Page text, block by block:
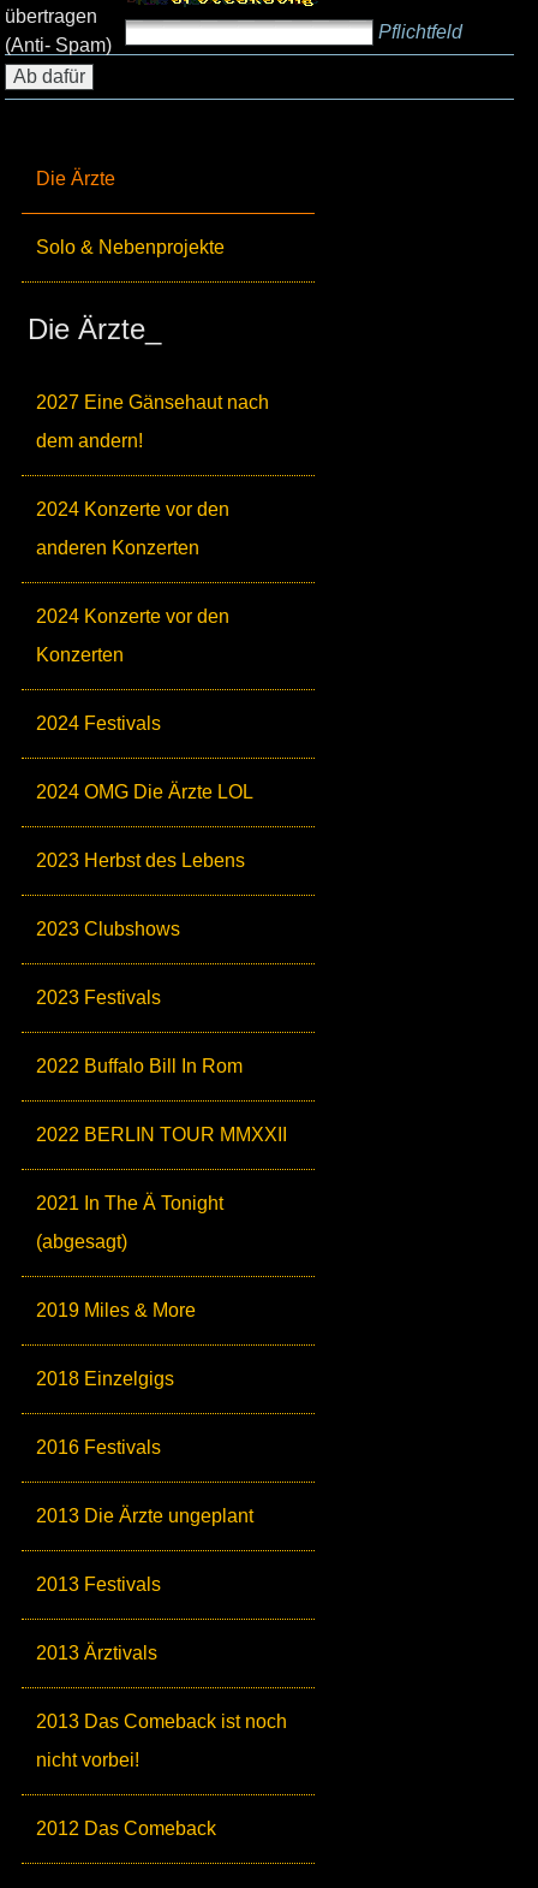
Die Ärzte
Solo & Nebenprojekte
Die Ärzte_
2027 Eine Gänsehaut nach
dem andern!
2024 Konzerte vor den
anderen Konzerten
2024 Konzerte vor den
Konzerten
2024 Festivals
2024 OMG Die Ärzte LOL
2023 Herbst des Lebens
2023 Clubshows
2023 Festivals
2022 Buffalo Bill In Rom
2022 BERLIN TOUR MMXXII
2021 In The Ä Tonight
(abgesagt)
2019 Miles & More
2018 Einzelgigs
2016 Festivals
2013 Die Ärzte ungeplant
2013 Festivals
2013 Ärztivals
2013 Das Comeback ist noch
nicht vorbei!
2012 Das Comeback
übertragen
(Anti- Spam)
Pflichtfeld